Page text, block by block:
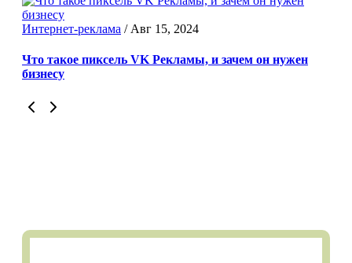
Интернет-реклама / Авг 15, 2024
Что такое пиксель VK Рекламы, и зачем он нужен
бизнесу